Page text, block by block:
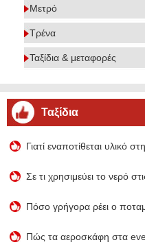
Μετρό
Τρένα
Ταξίδια & μεταφορές
Ταξίδια
Γιατί εναποτίθεται υλικό
Σε τι χρησιμεύει το νερό
Πόσο γρήγορα ρέει ο
Πώς τα αεροσκάφη στα